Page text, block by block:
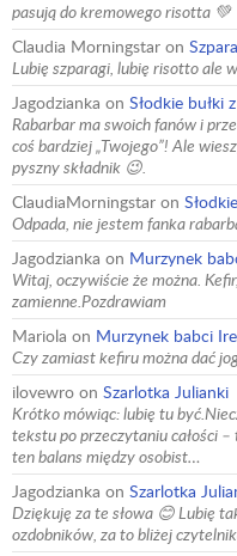
pasują do kremowego risotta 💚
Claudia Morningstar on
Lubię szparagi, lubię risotto ale
Jagodzianka on Słodkie bułki
Rabarbar ma swoich fanów i
coś bardziej „Twojego”! Ale
pyszny składnik 😉.
ClaudiaMorningstar on
Odpada, nie jestem fanka
Jagodzianka on Murzynek
Witaj, oczywiście że można.
zamienne.Pozdrawiam
Mariola on Murzynek babci
Czy zamiast kefiru można dać
ilovewro on Szarlotka Julianki
Krótko mówiąc: lubię tu
tekstu po przeczytaniu całości
ten balans między osobist…
Jagodzianka on Szarlotka
Dziękuję za te słowa 😊 Lubię
ozdobników, za to bliżej